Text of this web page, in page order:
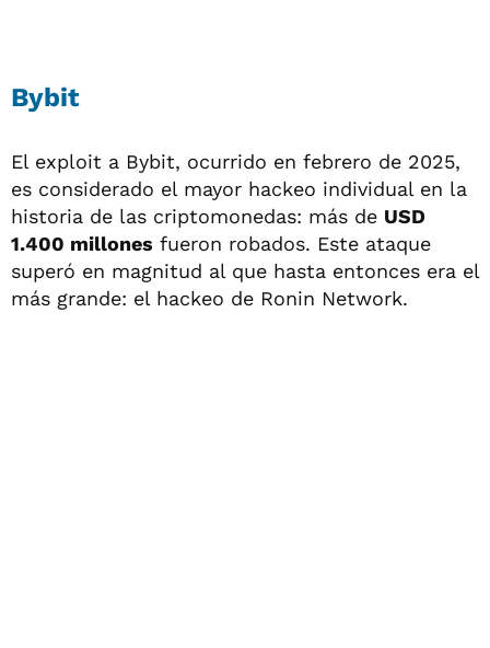
Bybit
El exploit a Bybit, ocurrido en febrero de 2025,
es considerado el mayor hackeo individual en la
historia de las criptomonedas: más de USD
1.400 millones fueron robados. Este ataque
superó en magnitud al que hasta entonces era el
más grande: el hackeo de Ronin Network.